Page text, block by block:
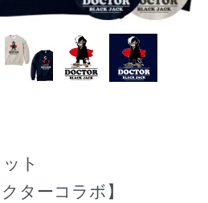
ト
ターコラボ】